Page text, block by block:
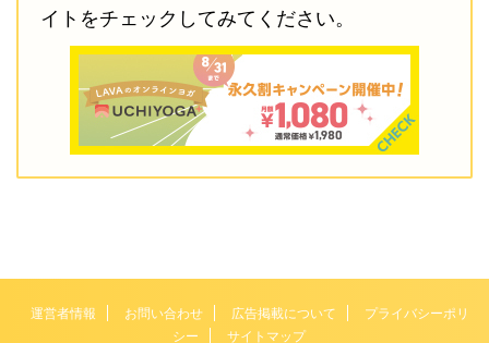
イトをチェックしてみてください。
運営者情報 お問い合わせ 広告掲載について
プライバシーポリ
シー
サイトマップ